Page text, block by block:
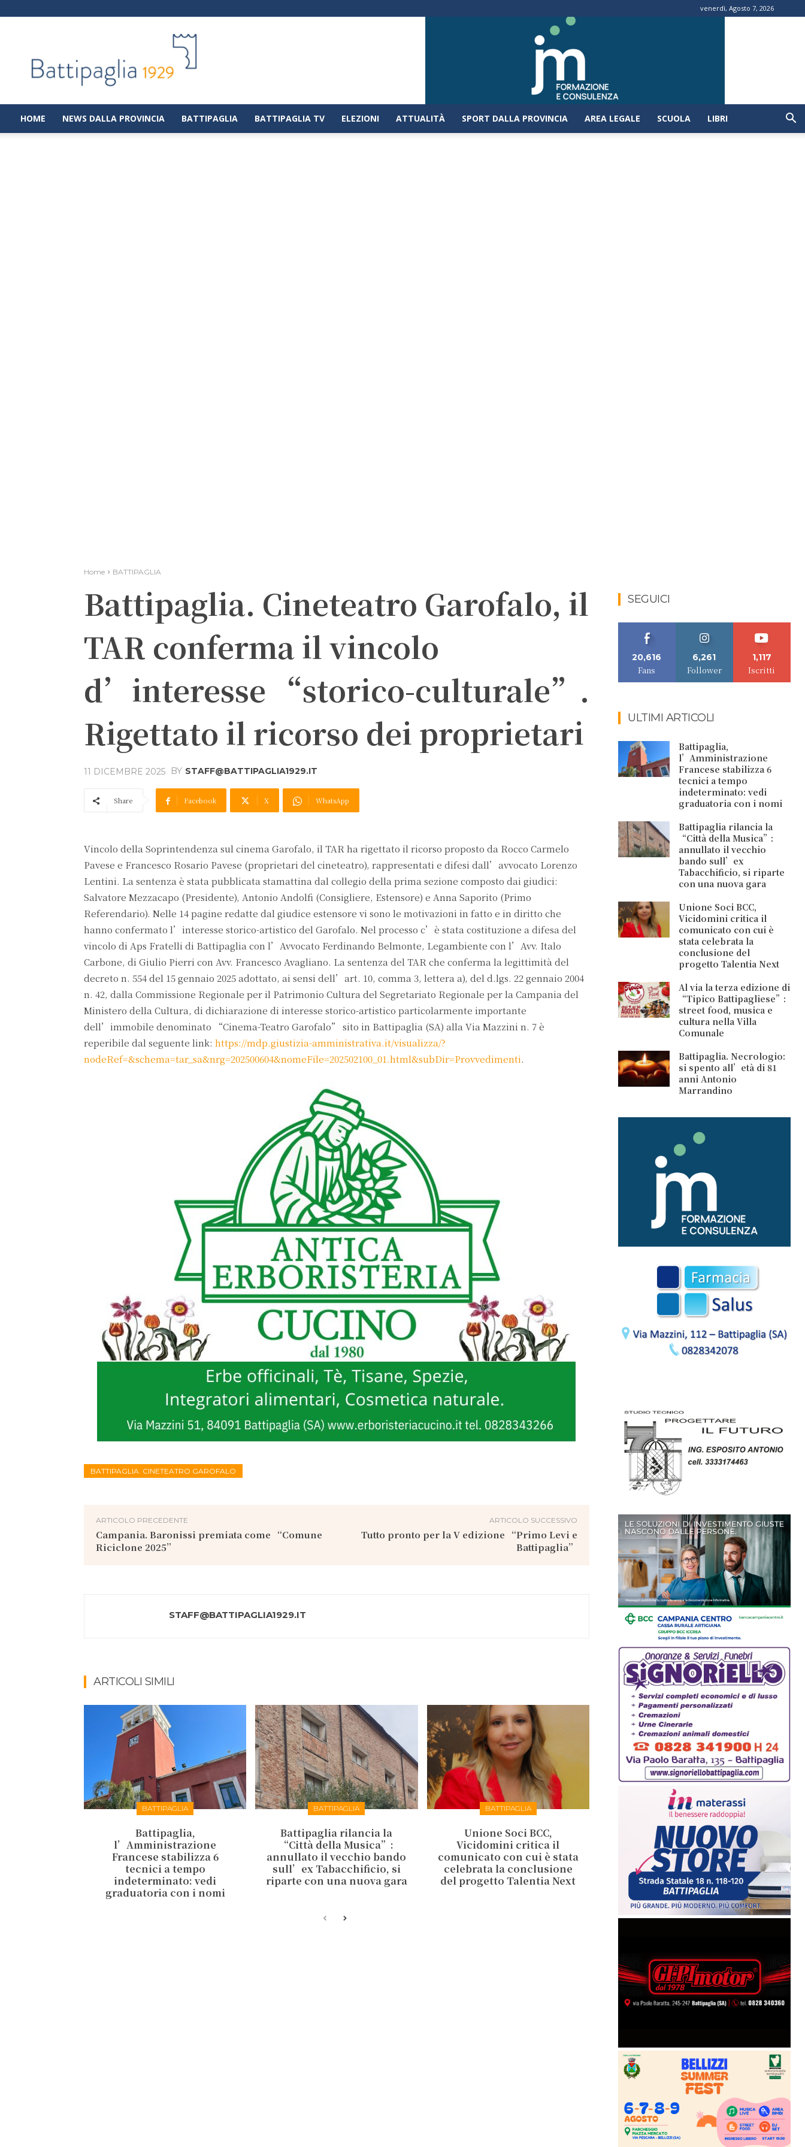
venerdì, Agosto 7, 2026
|
Notizie
dalla
città
di
HOME NEWS DALLA PROVINCIA BATTIPAGLIA BATTIPAGLIA TV ELEZIONI ATTUALITÀ SPORT DALLA PROVINCIA AREA LEGALE SCUOLA LIBRI
Home BATTIPAGLIA
Battipaglia. Cineteatro Garofalo, il
TAR conferma il vincolo
d’interesse “storico-culturale”.
Rigettato il ricorso dei proprietari
11 DICEMBRE 2025 BY STAFF@BATTIPAGLIA1929.IT
Share Facebook X WhatsApp
Vincolo della Soprintendenza sul cinema Garofalo, il TAR ha rigettato il ricorso proposto da Rocco Carmelo
Pavese e Francesco Rosario Pavese (proprietari del cineteatro), rappresentati e difesi dall’avvocato Lorenzo
Lentini. La sentenza è stata pubblicata stamattina dal collegio della prima sezione composto dai giudici:
Salvatore Mezzacapo (Presidente), Antonio Andolfi (Consigliere, Estensore) e Anna Saporito (Primo
Referendario). Nelle 14 pagine redatte dal giudice estensore vi sono le motivazioni in fatto e in diritto che
hanno confermato l’interesse storico-artistico del Garofalo. Nel processo c’è stata costituzione a difesa del
vincolo di Aps Fratelli di Battipaglia con l’Avvocato Ferdinando Belmonte, Legambiente con l’Avv. Italo
Carbone, di Giulio Pierri con Avv. Francesco Avagliano. La sentenza del TAR che conferma la legittimità del
decreto n. 554 del 15 gennaio 2025 adottato, ai sensi dell’art. 10, comma 3, lettera a), del d.lgs. 22 gennaio 2004
n. 42, dalla Commissione Regionale per il Patrimonio Cultura del Segretariato Regionale per la Campania del
Ministero della Cultura, di dichiarazione di interesse storico-artistico particolarmente importante
dell’immobile denominato “Cinema-Teatro Garofalo” sito in Battipaglia (SA) alla Via Mazzini n. 7 è
reperibile dal seguente link: https://mdp.giustizia-amministrativa.it/visualizza/?
nodeRef=&schema=tar_sa&nrg=202500604&nomeFile=202502100_01.html&subDir=Provvedimenti.
BATTIPAGLIA. CINETEATRO GAROFALO
ARTICOLO PRECEDENTE
Campania. Baronissi premiata come “Comune
Riciclone 2025”
ARTICOLO SUCCESSIVO
Tutto pronto per la V edizione “Primo Levi e
Battipaglia”
STAFF@BATTIPAGLIA1929.IT
ARTICOLI SIMILI
BATTIPAGLIA
Battipaglia,
l’Amministrazione
Francese stabilizza 6
tecnici a tempo
indeterminato: vedi
graduatoria con i nomi
BATTIPAGLIA
Battipaglia rilancia la
“Città della Musica”:
annullato il vecchio bando
sull’ex Tabacchificio, si
riparte con una nuova gara
BATTIPAGLIA
Unione Soci BCC,
Vicidomini critica il
comunicato con cui è stata
celebrata la conclusione
del progetto Talentia Next
SEGUICI
20,616
Fans
6,261
Follower
1,117
Iscritti
ULTIMI ARTICOLI
Battipaglia,
l’Amministrazione
Francese stabilizza 6
tecnici a tempo
indeterminato: vedi
graduatoria con i nomi
Battipaglia rilancia la
“Città della Musica”:
annullato il vecchio
bando sull’ex
Tabacchificio, si riparte
con una nuova gara
Unione Soci BCC,
Vicidomini critica il
comunicato con cui è
stata celebrata la
conclusione del
progetto Talentia Next
Al via la terza edizione di
“Tipico Battipagliese”:
street food, musica e
cultura nella Villa
Comunale
Battipaglia. Necrologio:
si spento all’età di 81
anni Antonio
Marrandino